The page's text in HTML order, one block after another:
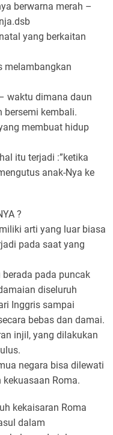
berwarna merah –
yang berkaitan
melambangkan
waktu dimana daun
bersemi kembali.
membuat hidup
itu terjadi :”ketika
anak-Nya ke
?
arti yang luar biasa
pada saat yang
pada puncak
diseluruh
Inggris sampai
bebas dan damai.
injil, yang dilakukan
negara bisa dilewati
Roma.
kekaisaran Roma
dalam